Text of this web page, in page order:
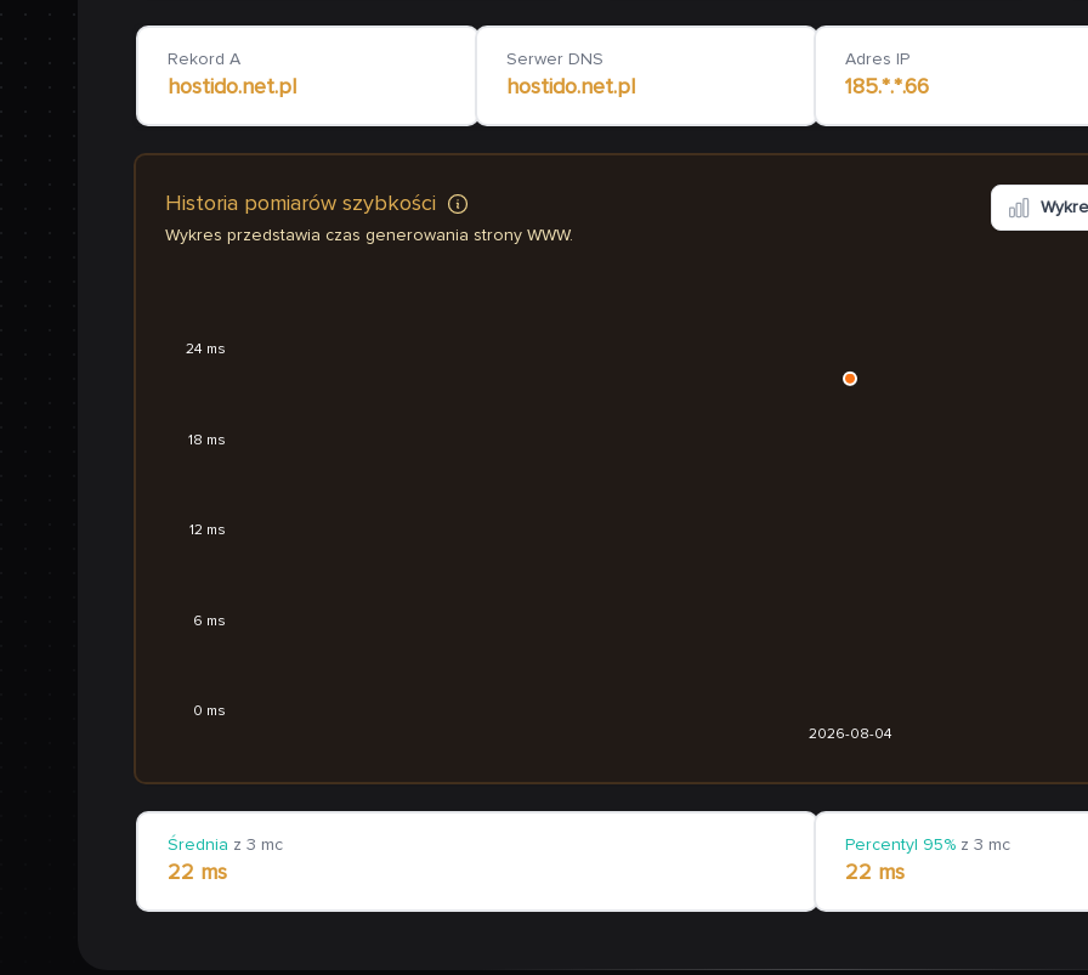
Rekord A
hostido.net.pl
Serwer DNS
hostido.net.pl
Adres IP
185.*.*.66
Historia pomiarów szybkości
Wykres przedstawia czas generowania strony WWW.
2026-08-04
0 ms
6 ms
12 ms
18 ms
24 ms
Średnia z 3 mc
22 ms
Percentyl 95% z 3 mc
22 ms